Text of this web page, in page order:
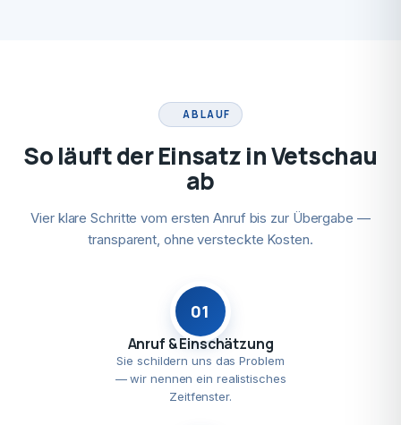
ABLAUF
So läuft der Einsatz in Vetschau
ab
Vier klare Schritte vom ersten Anruf bis zur Übergabe —
transparent, ohne versteckte Kosten.
01
Anruf & Einschätzung
Sie schildern uns das Problem
— wir nennen ein realistisches
Zeitfenster.